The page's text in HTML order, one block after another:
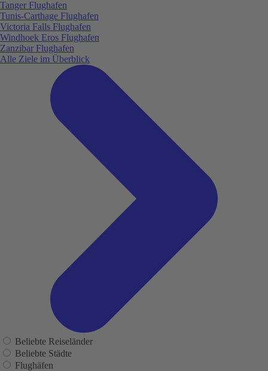
Tanger Flughafen
Tunis-Carthage Flughafen
Victoria Falls Flughafen
Windhoek Eros Flughafen
Zanzibar Flughafen
Alle Ziele im Überblick
Beliebte Reiseländer
Beliebte Städte
Flughäfen